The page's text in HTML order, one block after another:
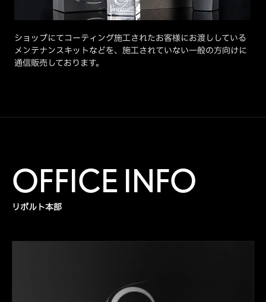
ショップにてコーティング施工されたお客様にお渡ししている
メンテナンスキットなどを、施工されていない一般の方向けに
通信販売しております。
OFFICE INFO
リボルト本部